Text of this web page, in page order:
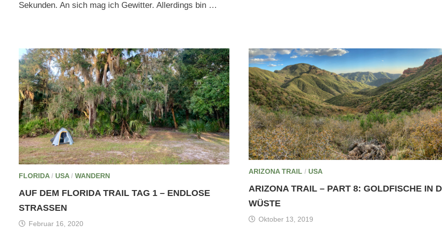
Sekunden. An sich mag ich Gewitter. Allerdings bin …
FLORIDA/USA/WANDERN
AUF DEM FLORIDA TRAIL TAG 1 – ENDLOSE
STRASSEN
Februar 16, 2020
ARIZONA TRAIL / USA
ARIZONA TRAIL – PART 8: GOLDFISCHE IN
WÜSTE
Oktober 13, 2019